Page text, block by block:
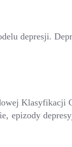
depresji.
Klasyfikacji
epizody